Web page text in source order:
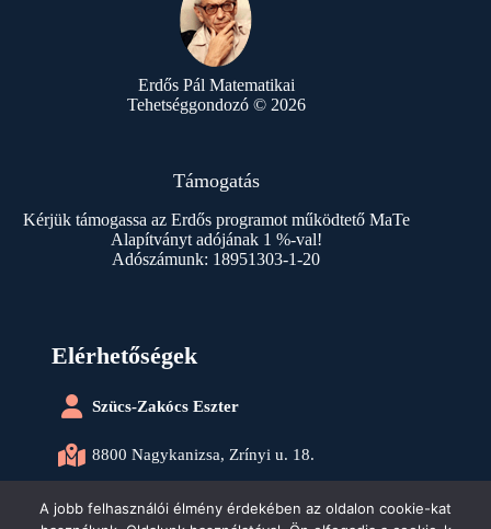
Erdős Pál Matematikai
Tehetséggondozó © 2026
Támogatás
Kérjük támogassa az Erdős programot működtető MaTe
Alapítványt adójának 1 %-val!
Adószámunk: 18951303-1-20
Elérhetőségek
Szücs-Zakócs Eszter
8800 Nagykanizsa, Zrínyi u. 18.
info@zalamat.hu
A jobb felhasználói élmény érdekében az oldalon cookie-kat